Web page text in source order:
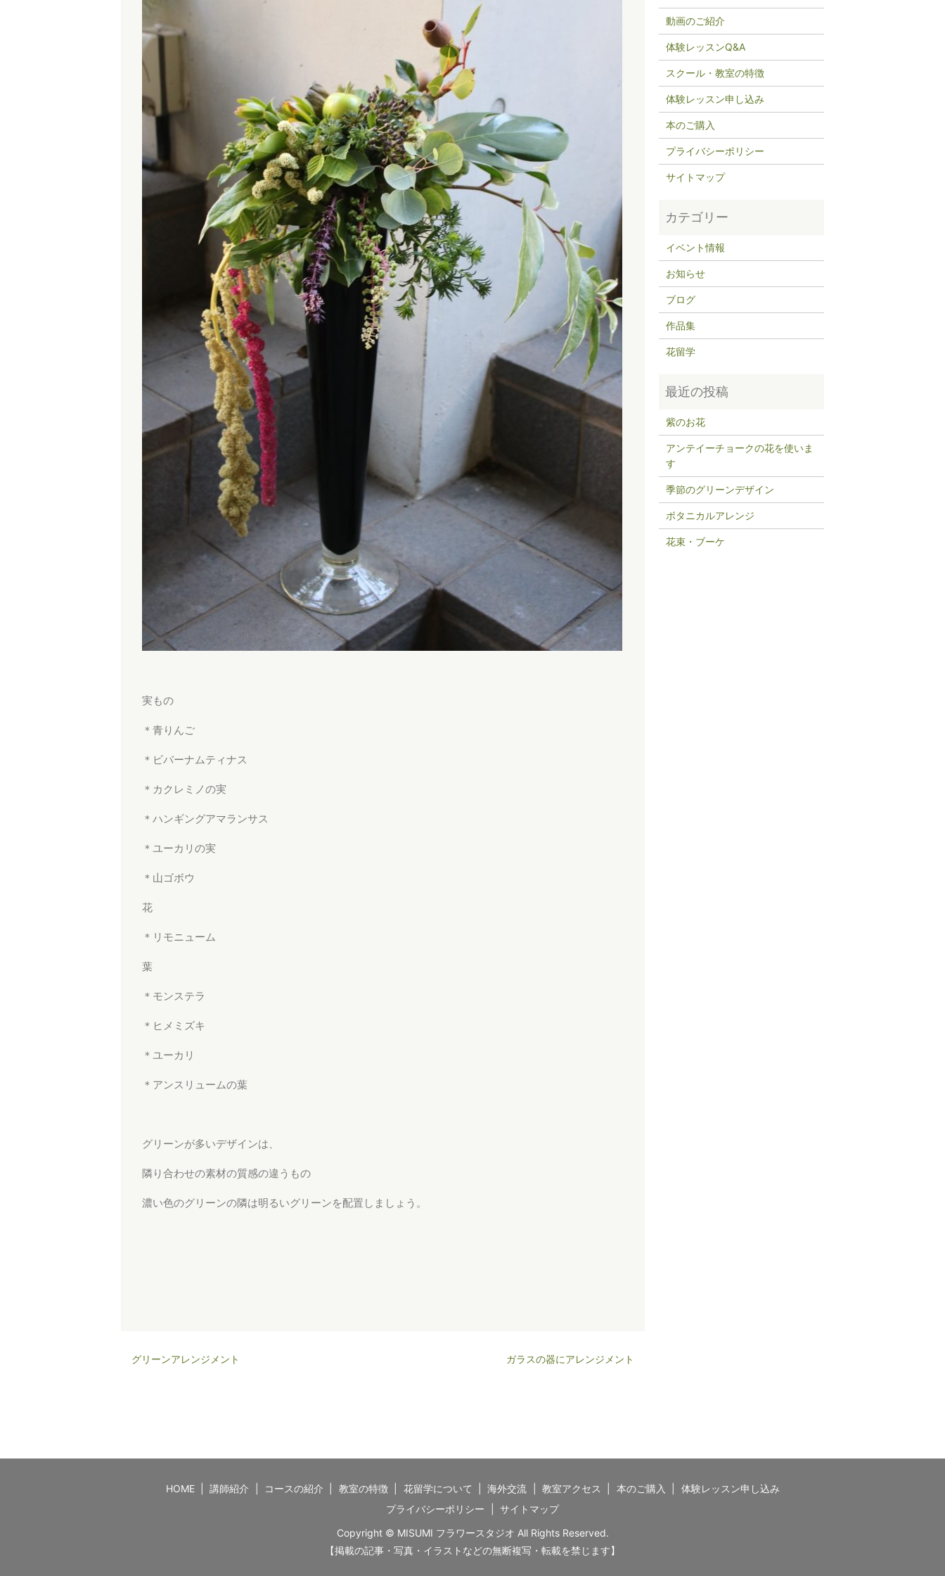
実もの
＊青りんご
＊ビバーナムティナス
＊カクレミノの実
＊ハンギングアマランサス
＊ユーカリの実
＊山ゴボウ
花
＊リモニューム
葉
＊モンステラ
＊ヒメミズキ
＊ユーカリ
＊アンスリュームの葉
グリーンが多いデザインは、
隣り合わせの素材の質感の違うもの
濃い色のグリーンの隣は明るいグリーンを配置しましょう。
グリーンアレンジメント ガラスの器にアレンジメント
動画のご紹介
体験レッスンQ&A
スクール・教室の特徴
体験レッスン申し込み
本のご購入
プライバシーポリシー
サイトマップ
イベント情報
お知らせ
ブログ
作品集
花留学
紫のお花
アンテイーチョークの花を使いま
す
季節のグリーンデザイン
ボタニカルアレンジ
花束・ブーケ
HOME 講師紹介 コースの紹介 教室の特徴 花留学について 海外交流 教室アクセス 本のご購入
体験レッスン申し込み
プライバシーポリシー
サイトマップ
Copyright © MISUMI フラワースタジオ All Rights Reserved.
【掲載の記事・写真・イラストなどの無断複写・転載を禁じます】